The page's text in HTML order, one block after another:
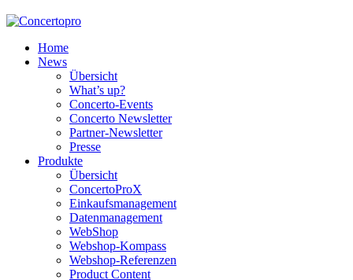
Home
News
Übersicht
What’s up?
Concerto-Events
Concerto Newsletter
Partner-Newsletter
Presse
Produkte
Übersicht
ConcertoProX
Einkaufsmanagement
Datenmanagement
WebShop
Webshop-Kompass
Webshop-Referenzen
Product Content